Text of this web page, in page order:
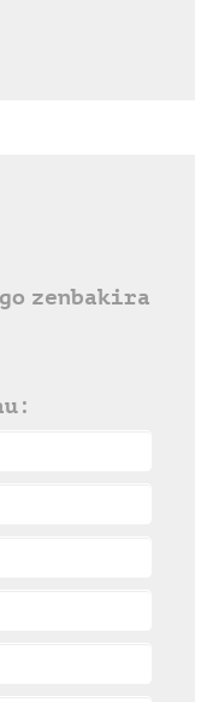
zenbakira